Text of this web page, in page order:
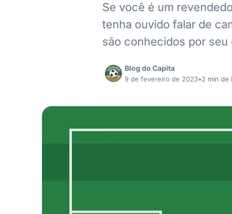
Se você é um
tenha ouvido falar de
são conhecidos por
Blog do Capita
9 de fevereiro de 2023•2 min de